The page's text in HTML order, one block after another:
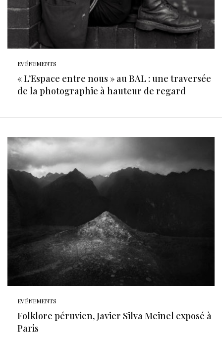
EVÉNEMENTS
« L’Espace entre nous » au BAL : une traversée
de la photographie à hauteur de regard
EVÉNEMENTS
Folklore péruvien, Javier Silva Meinel exposé à
Paris